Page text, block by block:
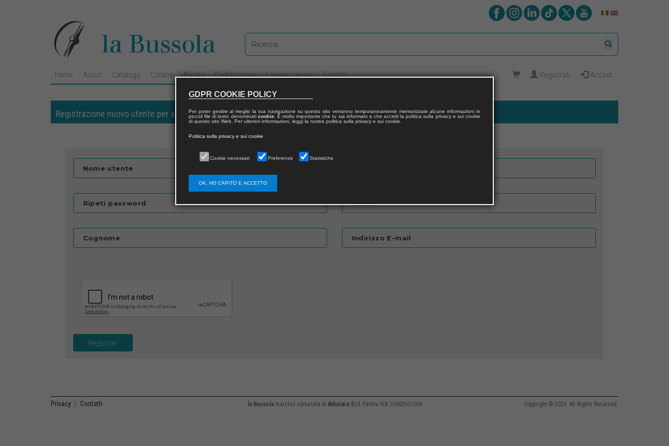
Home Autori Catalogo Collane Riviste Distribuzione Lavora con noi Contatti Registrati Accedi
Registrazione nuovo utente per acquisti sul sito
Nome utente
Ripeti password Nome
Cognome Indirizzo E-mail
Registrati
Privacy Contatti la Bussolamarchio editoriale di Adiuvare S.r.l. Partita IVA 15662501004 Copyright © 2026. All Rights Reserved.
GDPR COOKIE POLICY
Per poter gestire al meglio la tua navigazione su questo sito verranno temporaneamente memorizzate alcune informazioni in
piccoli file di testo denominati cookie. È molto importante che tu sia informato e che accetti la politica sulla privacy e sui cookie
di questo sito Web. Per ulteriori informazioni, leggi la nostra politica sulla privacy e sui cookie.
Politica sulla privacy e sui cookie
Cookie necessari Preferenze Statistiche
OK, HO CAPITO E ACCETTO